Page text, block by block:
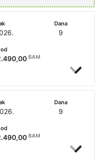
Dana
9
BAM
Dana
9
BAM